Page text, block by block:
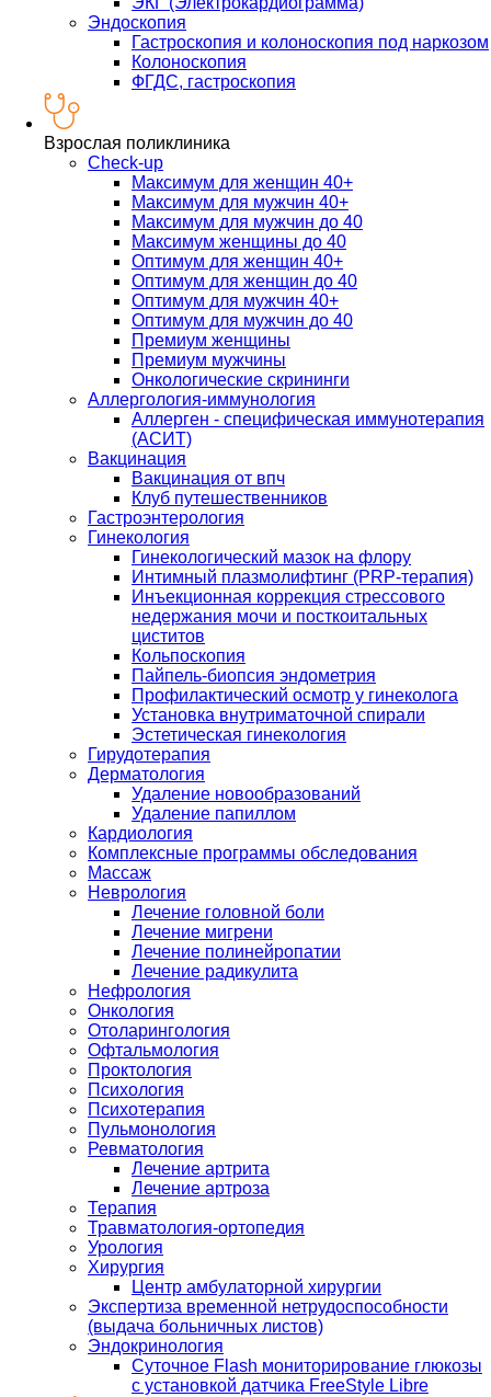
Эндоскопия
Гастроскопия и колоноскопия под наркозом
Колоноскопия
ФГДС, гастроскопия
Взрослая поликлиника
Check-up
Максимум для женщин 40+
Максимум для мужчин 40+
Максимум для мужчин до 40
Максимум женщины до 40
Оптимум для женщин 40+
Оптимум для женщин до 40
Оптимум для мужчин 40+
Оптимум для мужчин до 40
Премиум женщины
Премиум мужчины
Онкологические скрининги
Аллергология-иммунология
Аллерген - специфическая иммунотерапия
(АСИТ)
Вакцинация
Вакцинация от впч
Клуб путешественников
Гастроэнтерология
Гинекология
Гинекологический мазок на флору
Интимный плазмолифтинг (PRP-терапия)
Инъекционная коррекция стрессового
недержания мочи и посткоитальных
циститов
Кольпоскопия
Пайпель-биопсия эндометрия
Профилактический осмотр у гинеколога
Установка внутриматочной спирали
Эстетическая гинекология
Гирудотерапия
Дерматология
Удаление новообразований
Удаление папиллом
Кардиология
Комплексные программы обследования
Массаж
Неврология
Лечение головной боли
Лечение мигрени
Лечение полинейропатии
Лечение радикулита
Нефрология
Онкология
Отоларингология
Офтальмология
Проктология
Психология
Психотерапия
Пульмонология
Ревматология
Лечение артрита
Лечение артроза
Терапия
Травматология-ортопедия
Урология
Хирургия
Центр амбулаторной хирургии
Экспертиза временной нетрудоспособности
(выдача больничных листов)
Эндокринология
Суточное Flash мониторирование глюкозы
с установкой датчика FreeStyle Libre